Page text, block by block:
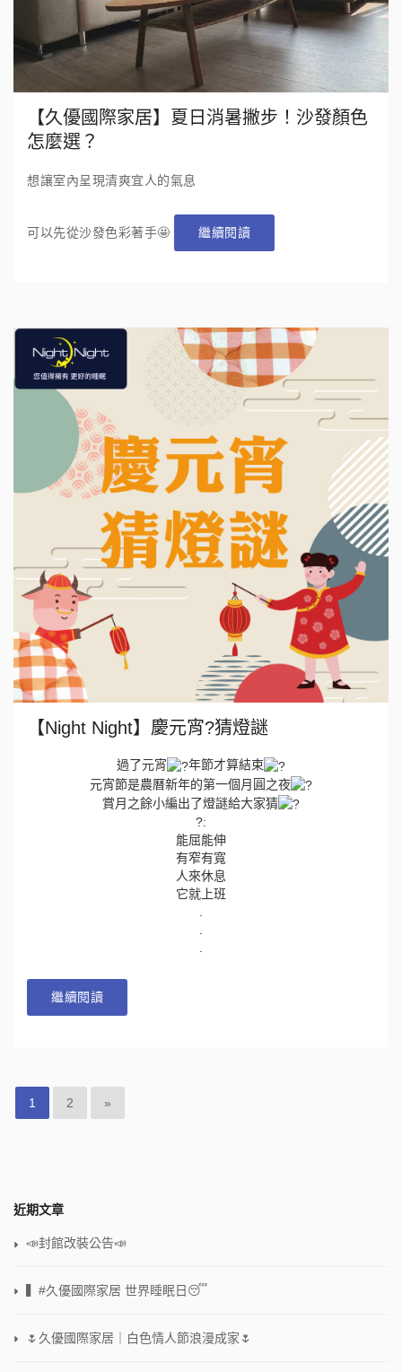
【久優國際家居】夏日消暑撇步！沙發顏色
怎麼選？
想讓室內呈現清爽宜人的氣息
可以先從沙發色彩著手🤩 繼續閱讀
【Night Night】慶元宵?猜燈謎
過了元宵
年節才算結束
元宵節是農曆新年的第一個月圓之夜
賞月之餘小編出了燈謎給大家猜
?:
能屈能伸
有窄有寬
人來休息
它就上班
.
.
.
繼續閱讀
1 2 »
近期文章
📣封館改裝公告📣
▍#久優國際家居 世界睡眠日😴
🌷久優國際家居｜白色情人節浪漫成家🌷